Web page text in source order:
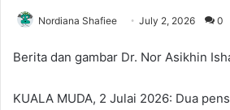
Nordiana Shafiee July 2, 2026 0
Berita dan gambar Dr. Nor Asikhin
KUALA MUDA, 2 Julai 2026: Dua